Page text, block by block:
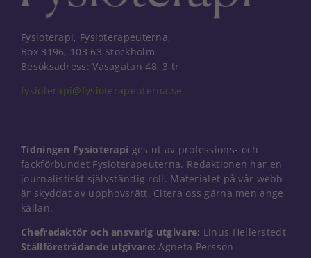
Fysioterapi, Fysioterapeuterna,
Box 3196, 103 63 Stockholm
Besöksadress: Vasagatan 48, 3 tr
fysioterapi@fysioterapeuterna.se
Tidningen Fysioterapi ges ut av professions- och
fackförbundet Fysioterapeuterna. Redaktionen har en
journalistiskt självständig roll. Materialet på vår webb
är skyddat av upphovsrätt. Citera oss gärna men ange
källan.
Chefredaktör och ansvarig utgivare: Linus Hellerstedt
Ställföreträdande utgivare: Agneta Persson
kunna
förbättra
Upplevelse
För att vår
hemsida ska
möjligt under
ditt besök.